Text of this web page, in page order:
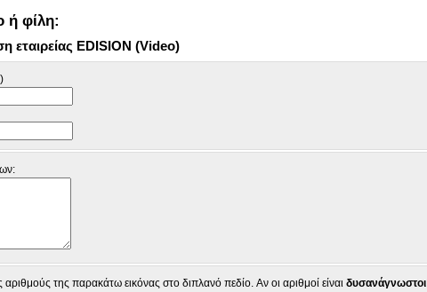
ή φίλη:
εταιρείας EDISION (Video)
αριθμούς της παρακάτω εικόνας στο διπλανό πεδίο. Αν οι αριθμοί είναιδυσανάγνωστοι